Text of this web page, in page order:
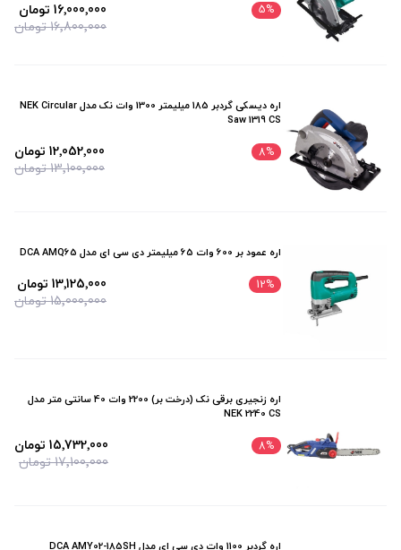
5%
16٬800٬000 تومان
16٬000٬000 تومان
اره دیسکی گردبر 185 میلیمتر 1300 وات نک مدل NEK Circular
Saw 1319 CS
8%
13٬100٬000 تومان
12٬052٬000 تومان
اره عمود بر 600 وات 65 میلیمتر دی سی ای مدل DCA AMQ65
12%
15٬000٬000 تومان
13٬125٬000 تومان
اره زنجیری برقی نک (درخت بر) 2200 وات 40 سانتی متر مدل
NEK 2240 CS
8%
17٬100٬000 تومان
15٬732٬000 تومان
اره گردبر 1100 وات دی سی ای مدل DCA AMY02-185SH